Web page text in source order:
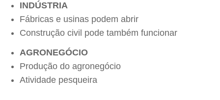
INDÚSTRIA
Fábricas e usinas podem abrir
Construção civil pode também funcionar
AGRONEGÓCIO
Produção do agronegócio
Atividade pesqueira